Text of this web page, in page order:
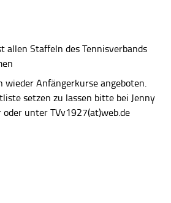
allen Staffeln des Tennisverbands
wieder Anfängerkurse angeboten.
setzen zu lassen bitte bei Jenny
unter TVv1927(at)web.de